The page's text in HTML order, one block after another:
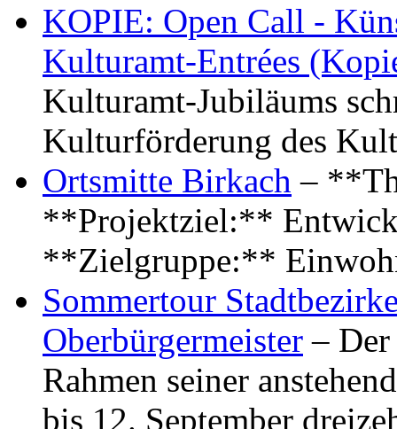
KOPIE: Open Call -
Kulturamt-Entrées
Kulturamt-Jubiläums
Kulturförderung des
Ortsmitte Birkach –
**Projektziel:**
**Zielgruppe:**
Sommertour
Oberbürgermeister –
Rahmen seiner
bis 12. September